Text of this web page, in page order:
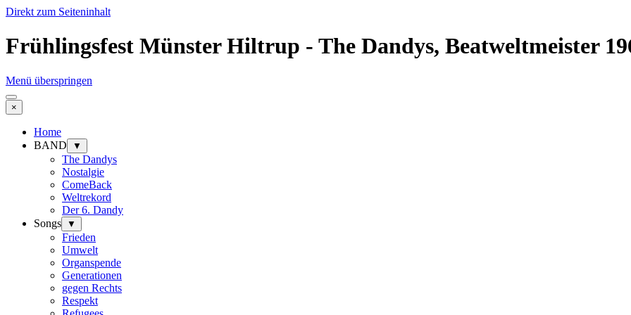
Direkt zum Seiteninhalt
Frühlingsfest Münster Hiltrup - The Dandys, Beatweltmeister
Menü überspringen
×
Home
BAND
▼
The Dandys
Nostalgie
ComeBack
Weltrekord
Der 6. Dandy
Songs
▼
Frieden
Umwelt
Organspende
Generationen
gegen Rechts
Respekt